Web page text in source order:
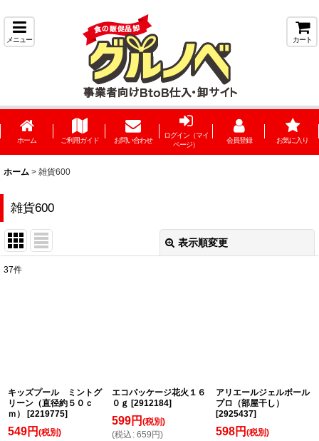
メニュー カート
ホーム ご利用ガイド お問い合わせ
ログイン（マイ
ページ）
会員登録 お気に入り
ホーム > 雑貨600
雑貨600
表示順変更
37件
キッズプール ミントグ
リーン（直径約５０ｃ
ｍ）
[2219775]
549円 (税別)
エコパッケージ花火１６
０ｇ [2912184]
599円 (税別)
(税込 : 659 円)
アリエールジェルボール
プロ（部屋干し）
[2925437]
598円 (税別)